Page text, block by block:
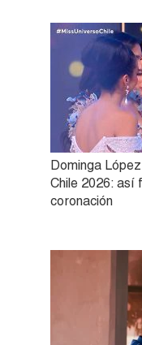
Dominga
Chile 2026: así
coronación